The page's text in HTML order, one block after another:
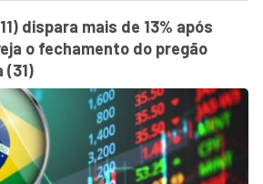
dispara mais de 13% após
o fechamento do pregão